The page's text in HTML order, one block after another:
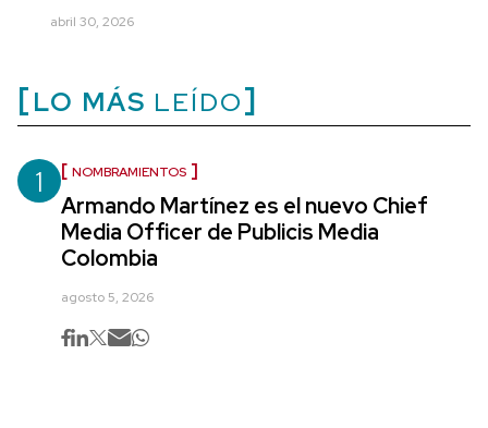
abril 30, 2026
LO MÁS LEÍDO
1 NOMBRAMIENTOS
Armando Martínez es el nuevo Chief
Media Officer de Publicis Media
Colombia
agosto 5, 2026